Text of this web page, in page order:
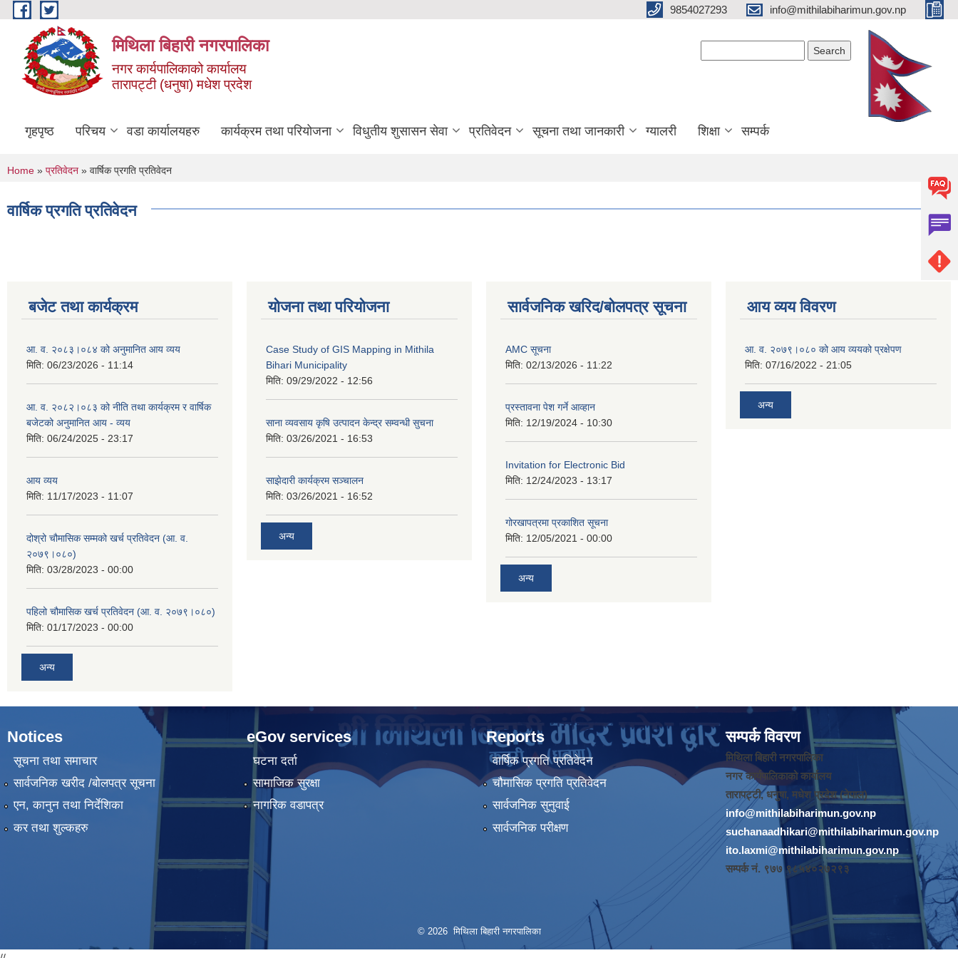
Skip to main content 9854027293 info@mithilabiharimun.gov.np
मिथिला बिहारी नगरपालिका
नगर कार्यपालिकाको कार्यालय
तारापट्टी (धनुषा) मधेश प्रदेश
गृहपृष्ठ परिचय वडा कार्यालयहरु कार्यक्रम तथा परियोजना विधुतीय शुसासन सेवा प्रतिवेदन सूचना तथा जानकारी ग्यालरी शिक्षा सम्पर्क
You are here
Home » प्रतिवेदन » वार्षिक प्रगति प्रतिवेदन
वार्षिक प्रगति प्रतिवेदन
बजेट तथा कार्यक्रम
आ. व. २०८३।०८४ को अनुमानित आय व्यय
मिति: 06/23/2026 - 11:14
आ. व. २०८२।०८३ को नीति तथा कार्यक्रम र वार्षिक
बजेटको अनुमानित आय - व्यय
मिति: 06/24/2025 - 23:17
आय व्यय
मिति: 11/17/2023 - 11:07
दोश्रो चौमासिक सम्मको खर्च प्रतिवेदन (आ. व.
२०७९।०८०)
मिति: 03/28/2023 - 00:00
पहिलो चौमासिक खर्च प्रतिवेदन (आ. व. २०७९।०८०)
मिति: 01/17/2023 - 00:00
अन्य
योजना तथा परियोजना
Case Study of GIS Mapping in Mithila
Bihari Municipality
मिति: 09/29/2022 - 12:56
साना व्यवसाय कृषि उत्पादन केन्द्र सम्वन्धी सुचना
मिति: 03/26/2021 - 16:53
साझेदारी कार्यक्रम सञ्चालन
मिति: 03/26/2021 - 16:52
अन्य
सार्वजनिक खरिद/बोलपत्र सूचना
AMC सूचना
मिति: 02/13/2026 - 11:22
प्रस्तावना पेश गर्ने आव्हान
मिति: 12/19/2024 - 10:30
Invitation for Electronic Bid
मिति: 12/24/2023 - 13:17
गोरखापत्रमा प्रकाशित सूचना
मिति: 12/05/2021 - 00:00
अन्य
आय व्यय विवरण
आ. व. २०७९।०८० को आय व्ययको प्रक्षेपण
मिति: 07/16/2022 - 21:05
अन्य
Notices
सूचना तथा समाचार
सार्वजनिक खरीद /बोलपत्र सूचना
एन, कानुन तथा निर्देशिका
कर तथा शुल्कहरु
eGov services
घटना दर्ता
सामाजिक सुरक्षा
नागरिक वडापत्र
Reports
वार्षिक प्रगति प्रतिवेदन
चौमासिक प्रगति प्रतिवेदन
सार्वजनिक सुनुवाई
सार्वजनिक परीक्षण
सम्पर्क विवरण
मिथिला बिहारी नगरपालिका
नगर कार्यपालिकाको कार्यालय
तारापट्टी, धनुषा, मधेश प्रदेश (नेपाल)
info@mithilabiharimun.gov.np
suchanaadhikari@mithilabiharimun.gov.np
ito.laxmi@mithilabiharimun.gov.np
सम्पर्क नं. ‌९७७ ९८५४०२७२९३
© 2026 मिथिला बिहारी नगरपालिका